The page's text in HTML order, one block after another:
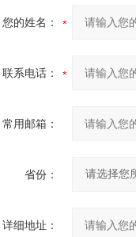
您的姓名：
联系电话：
常用邮箱：
省份：
详细地址：